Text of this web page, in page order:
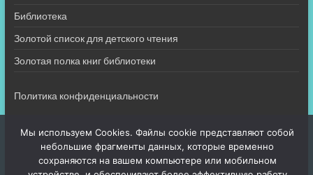
Библиотека
Золотой список для детского чтения
Золотая полка книг библиотеки
Политика конфиденциальности
Мы используем Cookies. Файлы cookie представляют собой
небольшие фрагменты данных, которые временно
сохраняются на вашем компьютере или мобильном